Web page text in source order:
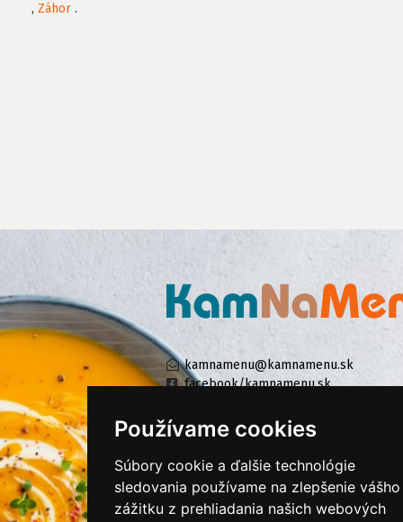
Používame cookies
Súbory cookie a ďalšie technológie
sledovania používame na zlepšenie vášho
zážitku z prehliadania našich webových
, Záhor .
kamnamenu@kamnamenu.sk
facebook/kamnamenu.sk
KONTAKTUJTE NÁS